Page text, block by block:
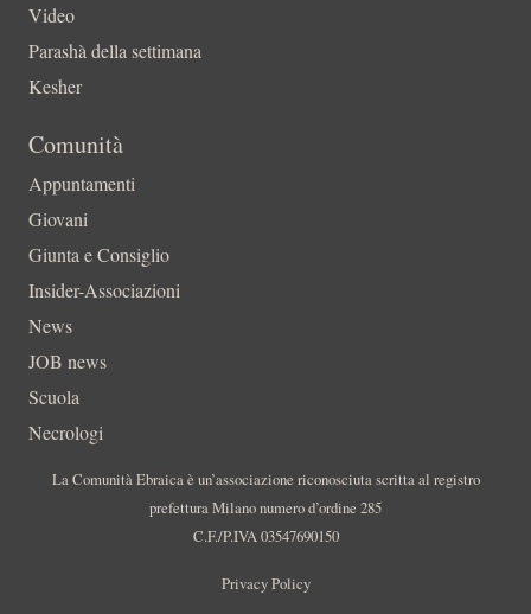
Video
Parashà della settimana
Kesher
Comunità
Appuntamenti
Giovani
Giunta e Consiglio
Insider-Associazioni
News
JOB news
Scuola
Necrologi
La Comunità Ebraica è un’associazione riconosciuta scritta al registro
prefettura Milano numero d’ordine 285
C.F./P.IVA 03547690150
Privacy Policy